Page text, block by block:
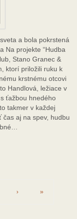
a bola pokrstená
Na projekte “Hudba
Stano Granec &
ktorí priložili ruku k
krstnému otcovi
Handlová, ležiace v
ťažbou hnedého
takmer v každej
čas aj na spev, hudbu
› »